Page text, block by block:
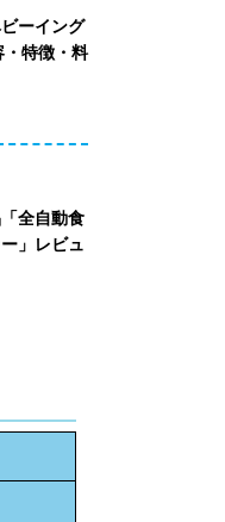
ビーイング
・特徴・料
全自動食
」レビュ